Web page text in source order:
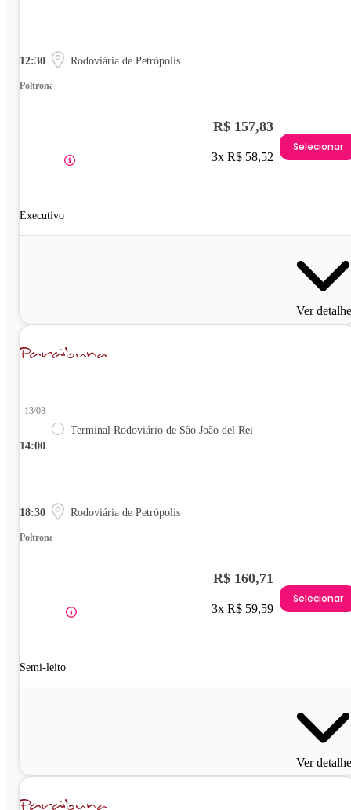
12:30 Rodoviária de Petrópolis
Poltrona
Executivo
R$ 157,83
3x R$ 58,52
Selecionar
Ver
14:00
13/08
Terminal Rodoviário de São João del Rei
18:30 Rodoviária de Petrópolis
Poltrona
Semi-leito
R$ 160,71
3x R$ 59,59
Selecionar
Ver